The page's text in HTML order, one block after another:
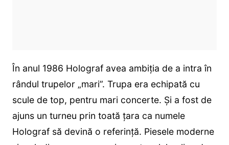
În anul 1986 Holograf avea ambiția de a intra în
rândul trupelor „mari”. Trupa era echipată cu
scule de top, pentru mari concerte. Și a fost de
ajuns un turneu prin toată țara ca numele
Holograf să devină o referință. Piesele moderne